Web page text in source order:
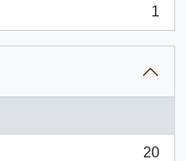
1
20